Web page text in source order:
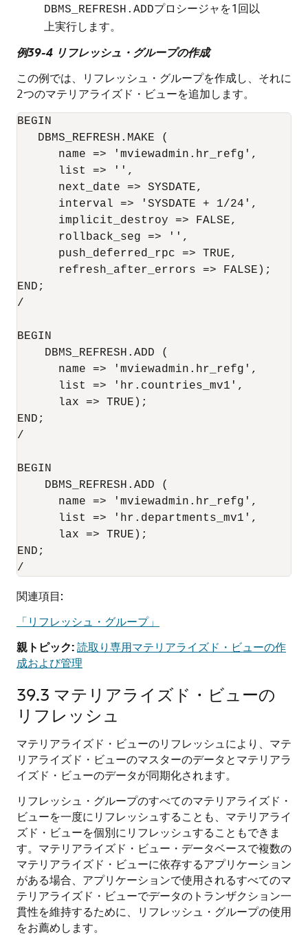
DBMS_REFRESH.ADDプロシージャを1回以
上実行します。
例39-4 リフレッシュ・グループの作成
この例では、リフレッシュ・グループを作成し、それに
2つのマテリアライズド・ビューを追加します。
BEGIN
   DBMS_REFRESH.MAKE (
      name => 'mviewadmin.hr_refg',
      list => '',
      next_date => SYSDATE,
      interval => 'SYSDATE + 1/24',
      implicit_destroy => FALSE,
      rollback_seg => '',
      push_deferred_rpc => TRUE,
      refresh_after_errors => FALSE);
END;
/
BEGIN
    DBMS_REFRESH.ADD (
      name => 'mviewadmin.hr_refg',
      list => 'hr.countries_mv1',
      lax => TRUE);
END;
/
BEGIN
    DBMS_REFRESH.ADD (
      name => 'mviewadmin.hr_refg',
      list => 'hr.departments_mv1',
      lax => TRUE);
END;
/
関連項目:
「リフレッシュ・グループ」
親トピック:読取り専用マテリアライズド・ビューの作
成および管理
39.3 マテリアライズド・ビューの
リフレッシュ
マテリアライズド・ビューのリフレッシュにより、マテ
リアライズド・ビューのマスターのデータとマテリアラ
イズド・ビューのデータが同期化されます。
リフレッシュ・グループのすべてのマテリアライズド・
ビューを一度にリフレッシュすることも、マテリアライ
ズド・ビューを個別にリフレッシュすることもできま
す。マテリアライズド・ビュー・データベースで複数の
マテリアライズド・ビューに依存するアプリケーション
がある場合、アプリケーションで使用されるすべてのマ
テリアライズド・ビューでデータのトランザクション一
貫性を維持するために、リフレッシュ・グループの使用
をお薦めします。